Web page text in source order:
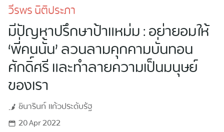
วีรพร นิติประภา
มีปัญหาปรึกษาป้าแหม่ม : อย่ายอมให้
‘พี่คนนั้น’ ลวนลามคุกคามบั่นทอน
ศักดิ์ศรี และทำลายความเป็นมนุษย์
ของเรา
ชินารินท์แก้วประดับรัฐ
20 Apr 2022